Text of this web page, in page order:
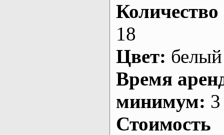
Количество
18
Цвет: белый
Время
минимум:
Стоимость